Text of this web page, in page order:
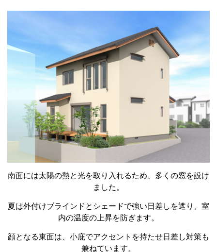
南面には太陽の熱と光を取り入れるため、多くの窓を設け
ました。
夏は外付けブラインドとシェードで強い日差しを遮り、室
内の温度の上昇を防ぎます。
顔となる東面は、小庇でアクセントを持たせ日差し対策も
兼ねています。